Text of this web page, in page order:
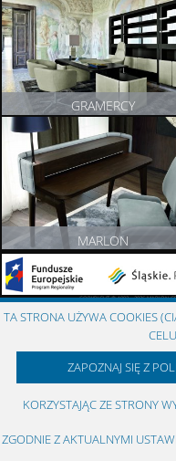
GRAMERCY
ZOBACZ PRODUKT
MARLON
ZOBACZ PRODUKT
COPYRIGHT © 1993 - 2026 MARION
TA STRONA UŻYWA COOKIES
ZAPOZNAJ SIĘ Z
KORZYSTAJĄC ZE STRONY
ZGODNIE Z AKTUALNYMI